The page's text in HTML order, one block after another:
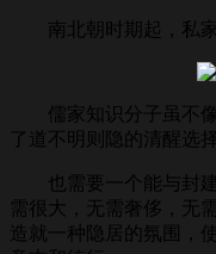
南北朝时期起，私家
儒家知识分子虽不像
了道不明则隐的清醒选择
也需要一个能与封建
需很大，无需奢侈，无
造就一种隐居的氛围，